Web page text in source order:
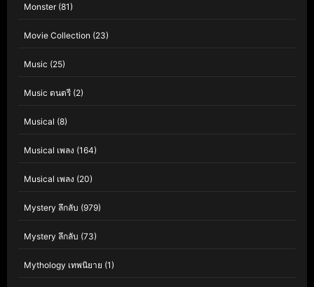
Monster(81)
Movie Collection (23)
Music (25)
Music ดนตรี (2)
Musical (8)
Musical เพลง (164)
Musical เพลง (20)
Mystery ลึกลับ (979)
Mystery ลึกลับ (73)
Mythology เทพนิยาย (1)